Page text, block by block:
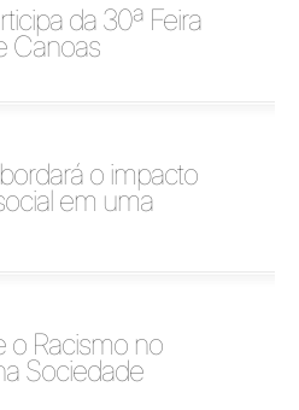
da 30ª Feira
Canoas
o impacto
em uma
o Racismo no
Sociedade